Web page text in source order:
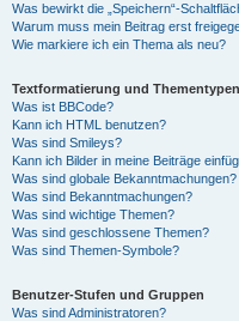
Was bewirkt die „Speichern“-
Warum muss mein Beitrag erst
Wie markiere ich ein Thema als neu?
Textformatierung und Thementypen
Was ist BBCode?
Kann ich HTML benutzen?
Was sind Smileys?
Kann ich Bilder in meine Beiträge
Was sind globale Bekanntmachungen?
Was sind Bekanntmachungen?
Was sind wichtige Themen?
Was sind geschlossene Themen?
Was sind Themen-Symbole?
Benutzer-Stufen und Gruppen
Was sind Administratoren?